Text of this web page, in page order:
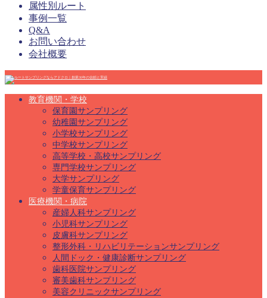
属性別ルート
事例一覧
Q&A
お問い合わせ
会社概要
教育機関・学校
保育園サンプリング
幼稚園サンプリング
小学校サンプリング
中学校サンプリング
高等学校・高校サンプリング
専門学校サンプリング
大学サンプリング
学童保育サンプリング
医療機関・病院
産婦人科サンプリング
小児科サンプリング
皮膚科サンプリング
整形外科・リハビリテーションサンプリング
人間ドック・健康診断サンプリング
歯科医院サンプリング
審美歯科サンプリング
美容クリニックサンプリング